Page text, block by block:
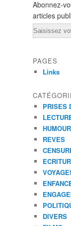
Abonnez-
articles
Email
PAGES
Links
PRISES
HUMOUR
REVES
DIVERS